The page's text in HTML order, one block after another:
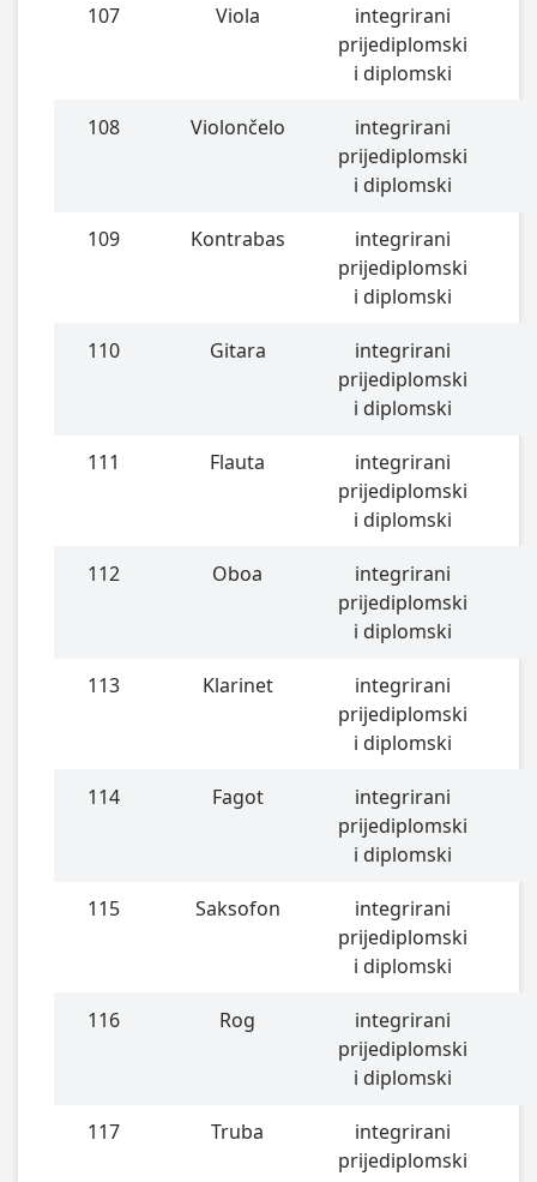
107 Viola
integrirani
prijediplomski
i diplomski
108 Violončelo
integrirani
prijediplomski
i diplomski
109 Kontrabas
integrirani
prijediplomski
i diplomski
110 Gitara
integrirani
prijediplomski
i diplomski
111 Flauta
integrirani
prijediplomski
i diplomski
112 Oboa
integrirani
prijediplomski
i diplomski
113 Klarinet
integrirani
prijediplomski
i diplomski
114 Fagot
integrirani
prijediplomski
i diplomski
115 Saksofon
integrirani
prijediplomski
i diplomski
116 Rog
integrirani
prijediplomski
i diplomski
117 Truba
integrirani
prijediplomski